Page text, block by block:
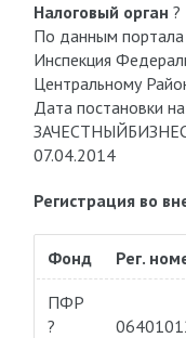
Налоговый орган ?
По данным
Инспекция
Центральному
Дата постановки
07.04.2014
Регистрация во
Фонд Рег.
ПФР
?